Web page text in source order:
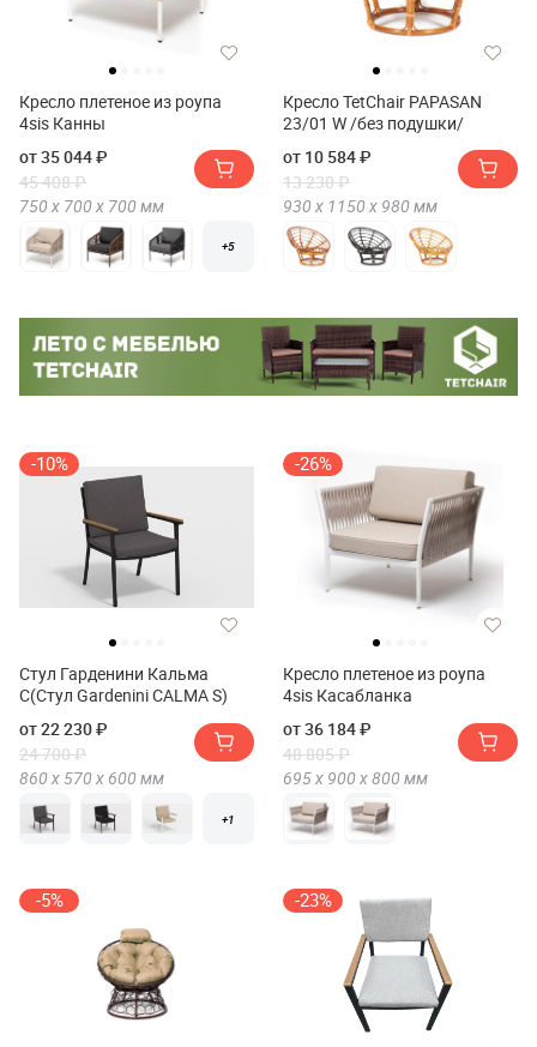
Кресло плетеное из роупа
4sis Канны
от 35 044 ₽
45 408 ₽
750 х 700 х 700 мм
+5
Кресло TetChair PAPASAN
23/01 W /без подушки/
от 10 584 ₽
13 230 ₽
930 х 1150 х 980 мм
-10%
Стул Гарденини Кальма
С(Стул Gardenini CALMA S)
от 22 230 ₽
24 700 ₽
860 х 570 х 600 мм
+1
-26%
Кресло плетеное из роупа
4sis Касабланка
от 36 184 ₽
48 805 ₽
695 х 900 х800 мм
-5% -23%